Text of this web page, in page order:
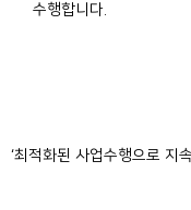
수행합니다.
‘최적화된 사업수행으로 지